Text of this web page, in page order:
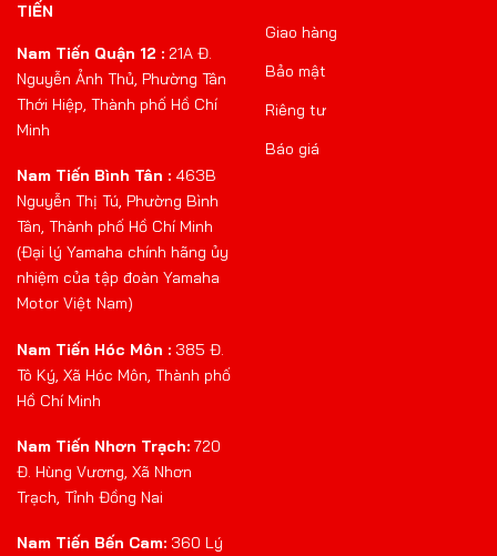
TIẾN
Nam Tiến Quận 12 : 21A Đ.
Nguyễn Ảnh Thủ, Phường Tân
Thới Hiệp, Thành phố Hồ Chí
Minh
Nam Tiến Bình Tân : 463B
Nguyễn Thị Tú, Phường Bình
Tân, Thành phố Hồ Chí Minh
(Đại lý Yamaha chính hãng ủy
nhiệm của tập đoàn Yamaha
Motor Việt Nam)
Nam Tiến Hóc Môn : 385 Đ.
Tô Ký, Xã Hóc Môn, Thành phố
Hồ Chí Minh
Nam Tiến Nhơn Trạch: 720
Đ. Hùng Vương, Xã Nhơn
Trạch, Tỉnh Đồng Nai
Nam Tiến Bến Cam: 360 Lý
Giao hàng
Bảo mật
Riêng tư
Báo giá